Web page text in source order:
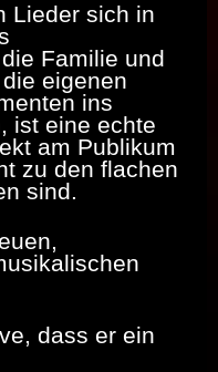
Lieder sich in
Familie und
eigenen
ins
ist eine echte
am Publikum
zu den flachen
sind.
dass er ein